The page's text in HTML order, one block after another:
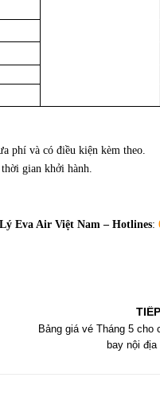
phí và có điều kiện kèm theo.
gian khởi hành.
Eva Air Việt Nam – Hotlines:
Bảng giá vé Tháng 5 cho
bay nội